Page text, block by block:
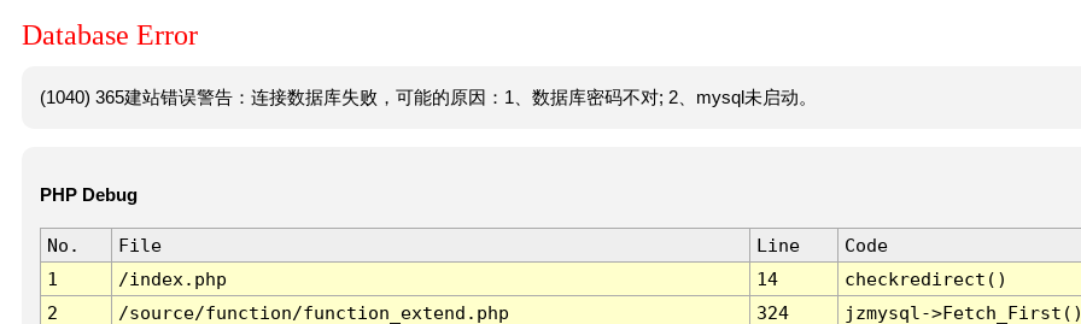
Database Error
(1040) 365建站错误警告：连接数据库失败，可能的原因：1、数据库密码不对; 2、mysql未启动。
PHP Debug
No. File Line
Code
1
/index.php 14
checkredirect()
2
/source/function/function_extend.php 324
jzmysql-